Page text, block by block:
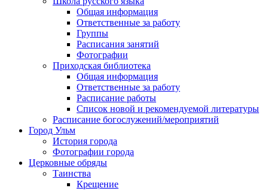
Общая информация
Ответственные за работу
Группы
Расписания занятий
Фотографии
Приходская библиотека
Общая информация
Ответственные за работу
Расписание работы
Список новой и рекомендуемой литературы
Расписание богослужений/мероприятий
Город Ульм
История города
Фотографии города
Церковные обряды
Таинства
Крещение